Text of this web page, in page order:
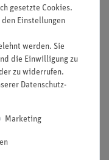
stabilen und damit
vertieft das
Protokollfragen
gesetzte Cookies.
Einstellungen
werden. Sie
die Einwilligung zu
zu widerrufen.
Daten­schutz­
Marketing